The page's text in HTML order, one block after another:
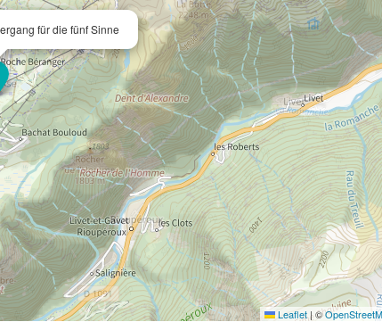
für die fünf Sinne
Leaflet|©